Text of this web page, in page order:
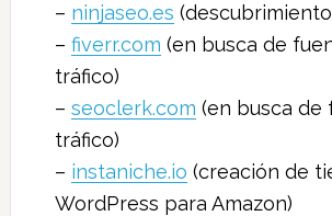
– ninjaseo.es
– fiverr.com (en busca de
tráfico)
– seoclerk.com (en busca de
tráfico)
– instaniche.io (creación de
WordPress para Amazon)